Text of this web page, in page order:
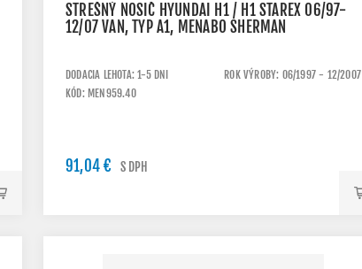
STREŠNÝ NOSIČ HYUNDAI H1 / H1 STAREX 06/97-
12/07 VAN, TYP A1, MENABO SHERMAN
DODACIA LEHOTA: 1-5 DNI
ROK VÝROBY: 06/1997 - 12/2007
KÓD: MEN959.40
91,04 € S DPH